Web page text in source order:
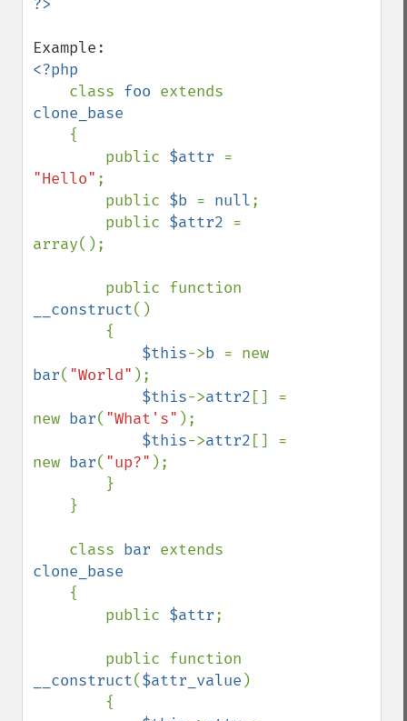
<?php
class foo
clone_base
{
        public
$attr
"Hello" ;
        public
$b = null;
        public
$attr2 =
array();
__construct()
$this->b
bar( "World" );
$this->attr2 [] =
new bar( "What's" );
$this->attr2 [] =
new bar( "up?" );
    class
bar
clone_base
{
        public
$attr;
__construct($attr_value )